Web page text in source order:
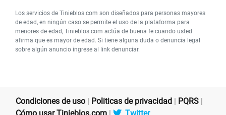
Los servicios de Tinieblos.com son diseñados para personas mayores
de edad, en ningún caso se permite el uso de la plataforma para
menores de edad, Tinieblos.com actúa de buena fe cuando usted
afirma que es mayor de edad. Si tiene alguna duda o denuncia legal
sobre algún anuncio ingrese al link denunciar.
Condiciones de uso | Politicas de privacidad | PQRS |